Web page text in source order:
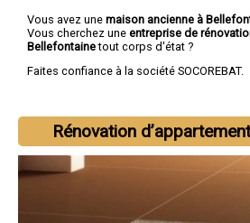
Vous avez une maison ancienne à
Vous cherchez une entreprise de
Bellefontainetout corps d'état ?
Faites confiance à la société SOCOREBAT.
Rénovation